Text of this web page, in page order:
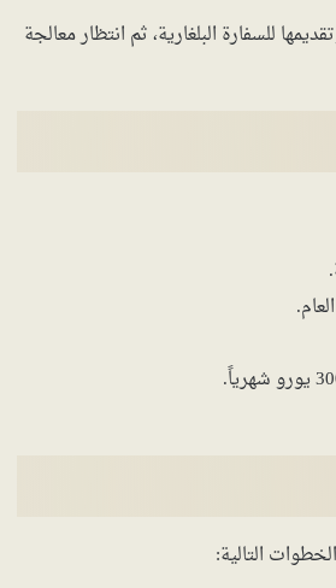
للسفارة البلغارية، ثم انتظار معالجة
التالية: